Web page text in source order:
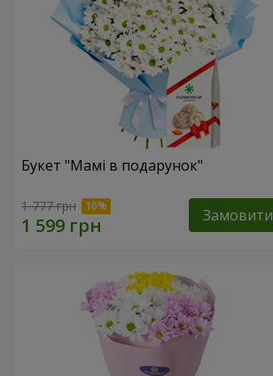
Букет "Мамі в подарунок"
1 777 грн Замовити